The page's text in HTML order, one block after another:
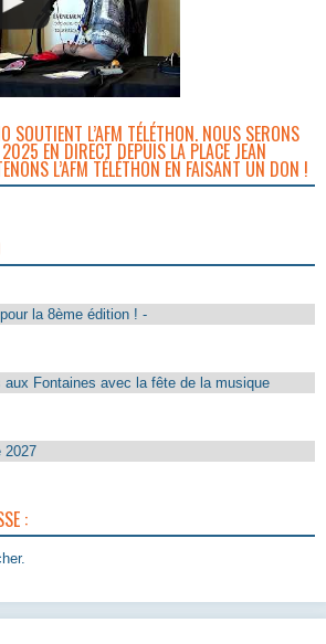
L’AFM TÉLÉTHON. NOUS SERONS
EN DIRECT DEPUIS LA PLACE JEAN
L’AFM TÉLÉTHON EN FAISANT UN DON !
la 8ème édition ! -
Fontaines avec la fête de la musique
2027
: